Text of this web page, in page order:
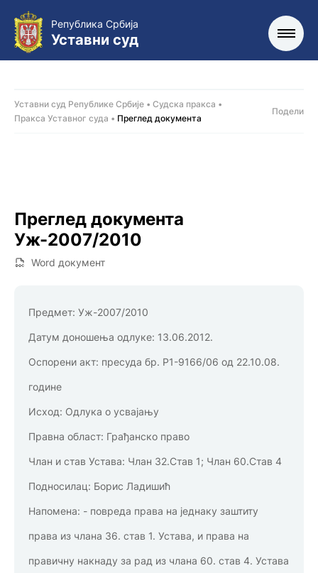
Република Србија
Уставни суд
Преглед документа
Уж-2007/2010
Word документ
Предмет: Уж-2007/2010
Датум доношења одлуке: 13.06.2012.
Оспорени акт: пресуда бр. Р1-9166/06 од 22.10.08.
године
Исход: Одлука о усвајању
Правна област: Грађанско право
Члан и став Устава: Члан 32.Став 1; Члан 60.Став 4
Подносилац: Борис Ладишић
Напомена: - повреда права на једнаку заштиту
права из члана 36. став 1. Устава, и права на
правичну накнаду за рад из члана 60. став 4. Устава
Уставни суд Републике Србије
Судска пракса
Пракса Уставног суда
Преглед документа
Подели